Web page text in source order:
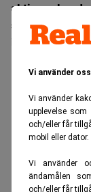
Vi använder
Vi använder
upplevelse
och/eller får
mobil eller dator.
Vi använder
ändamålen
och/eller får
aktiemarknad
spekulativ
investerande.
ANNONS